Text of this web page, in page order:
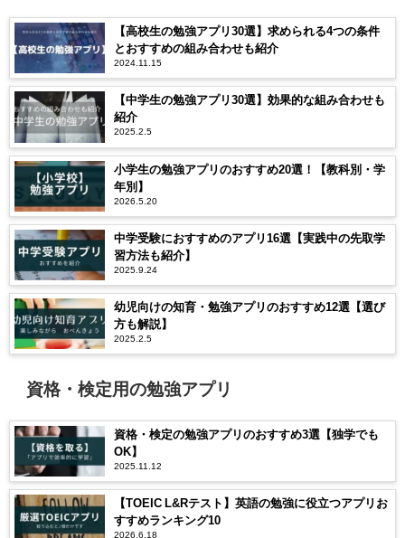
【高校生の勉強アプリ30選】求められる4つの条件
とおすすめの組み合わせも紹介
2024.11.15
【中学生の勉強アプリ30選】効果的な組み合わせも
紹介
2025.2.5
小学生の勉強アプリのおすすめ20選！【教科別・学
年別】
2026.5.20
中学受験におすすめのアプリ16選【実践中の先取学
習方法も紹介】
2025.9.24
幼児向けの知育・勉強アプリのおすすめ12選【選び
方も解説】
2025.2.5
資格・検定用の勉強アプリ
資格・検定の勉強アプリのおすすめ3選【独学でも
OK】
2025.11.12
【TOEIC L&Rテスト】英語の勉強に役立つアプリお
すすめランキング10
2026.6.18